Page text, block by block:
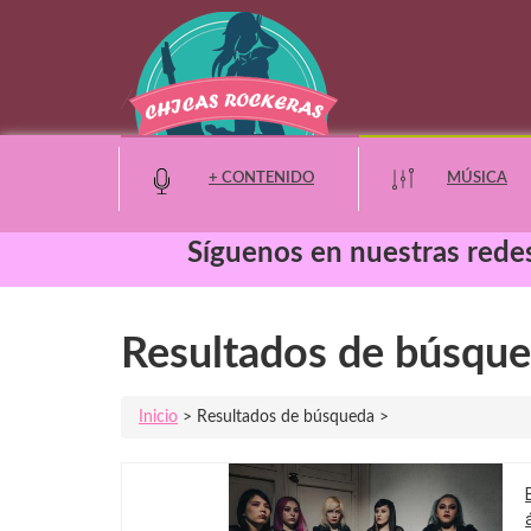
+ CONTENIDO
Entretenimiento
Eventos
Noticias
MÚSICA
Síguenos en nuestras
Resultados de
Inicio > Resultados de búsqueda >